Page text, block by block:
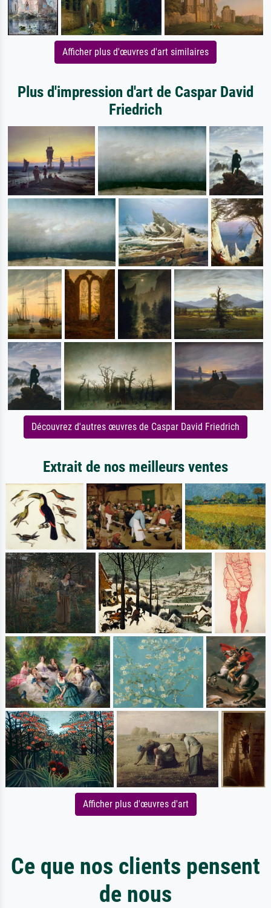
Afficher plus d'œuvres d'art similaires
Plus d'impression d'art de Caspar David
Friedrich
Découvrez d'autres œuvres de Caspar David Friedrich
Extrait de nos meilleurs ventes
Afficher plus d'œuvres d'art
Ce que nos clients pensent
de nous